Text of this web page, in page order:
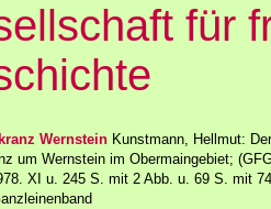
für
Wernstein Kunstmann, Hellmut: Der
um Wernstein im Obermaingebiet;
XI u. 245 S. mit 2 Abb. u. 69 S. mit